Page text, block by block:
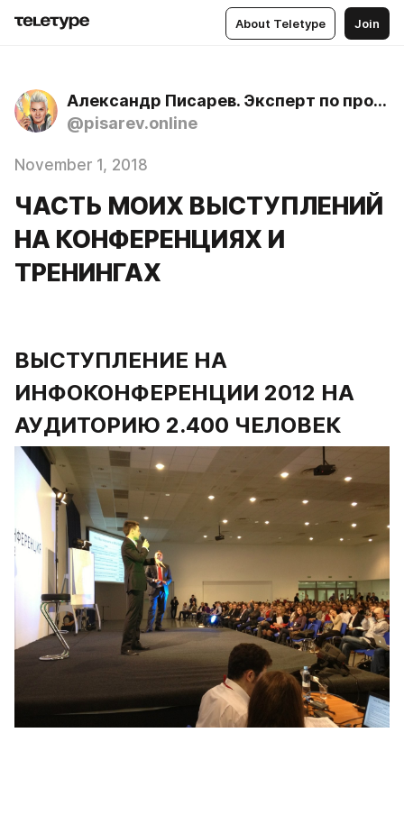
About Teletype Join
Александр Писарев. Эксперт по продажам дорогих услуг и образовательных продуктов с 2010 года
@pisarev.online
November 1, 2018
ЧАСТЬ МОИХ ВЫСТУПЛЕНИЙ
НА КОНФЕРЕНЦИЯХ И
ТРЕНИНГАХ
ВЫСТУПЛЕНИЕ НА
ИНФОКОНФЕРЕНЦИИ 2012 НА
АУДИТОРИЮ 2.400 ЧЕЛОВЕК